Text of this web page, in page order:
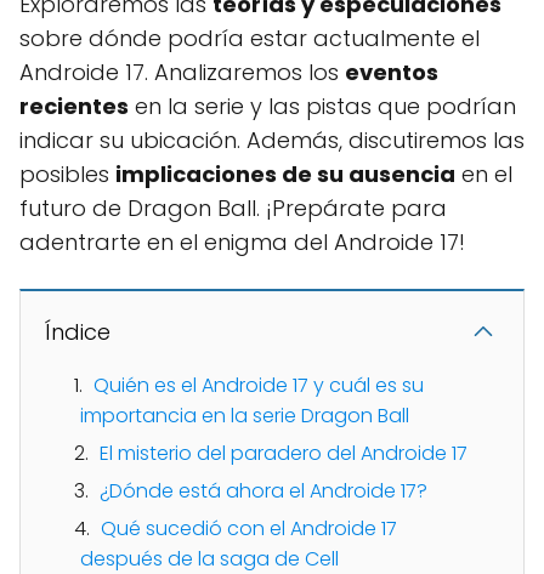
sobre dónde podría estar actualmente el
Androide 17. Analizaremos los eventos
recientes en la serie y las pistas que podrían
indicar su ubicación. Además, discutiremos las
posibles implicaciones de su ausencia en el
futuro de Dragon Ball. ¡Prepárate para
adentrarte en el enigma del Androide 17!
Índice
Quién es el Androide 17 y cuál es su
importancia en la serie Dragon Ball
El misterio del paradero del Androide 17
¿Dónde está ahora el Androide 17?
Qué sucedió con el Androide 17
después de la saga de Cell